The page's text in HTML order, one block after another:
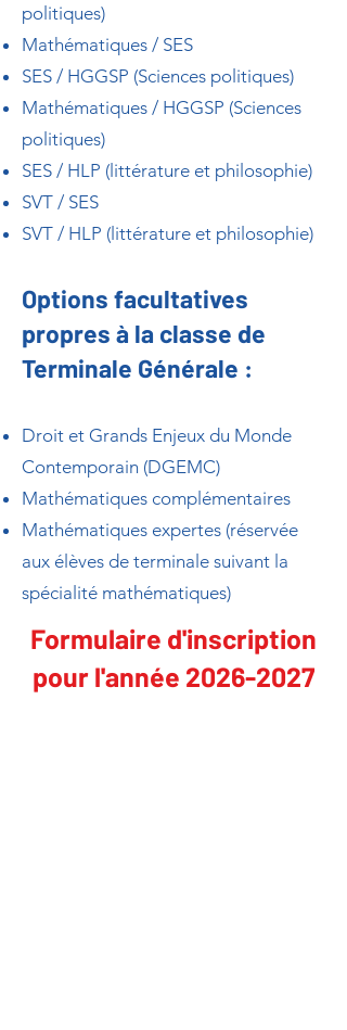
politiques)
Mathématiques / SES
SES / HGGSP (Sciences politiques)
Mathématiques / HGGSP (Sciences
politiques)
SES / HLP (littérature et philosophie)
SVT / SES
SVT / HLP (littérature et philosophie)
Options facultatives
propres à la classe de
Terminale Générale :
Droit et Grands Enjeux du Monde
Contemporain (DGEMC)
Mathématiques complémentaires
Mathématiques expertes (réservée
aux élèves de terminale suivant la
spécialité mathématiques)
Formulaire d'inscription
pour l'année 2026-2027